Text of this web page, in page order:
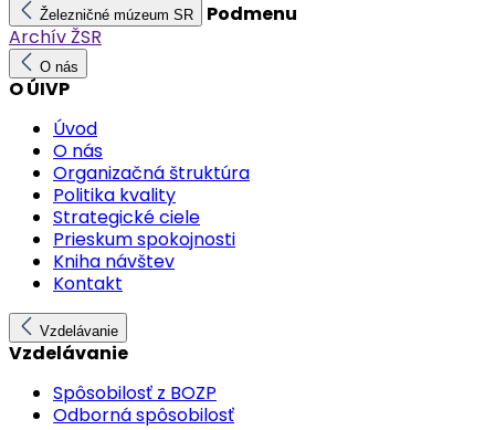
Železničné múzeum SR
Podmenu
Archív ŽSR
O nás
O ÚIVP
Úvod
O nás
Organizačná štruktúra
Politika kvality
Strategické ciele
Prieskum spokojnosti
Kniha návštev
Kontakt
Vzdelávanie
Vzdelávanie
Spôsobilosť z BOZP
Odborná spôsobilosť